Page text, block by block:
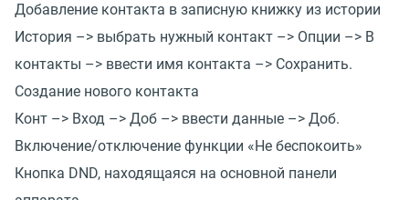
Добавление контакта в записную книжку из истории
История –> выбрать нужный контакт –> Опции –> В
контакты –> ввести имя контакта –> Сохранить.
Создание нового контакта
Конт –> Вход –> Доб –> ввести данные –> Доб.
Включение/отключение функции «Не беспокоить»
Кнопка DND, находящаяся на основной панели